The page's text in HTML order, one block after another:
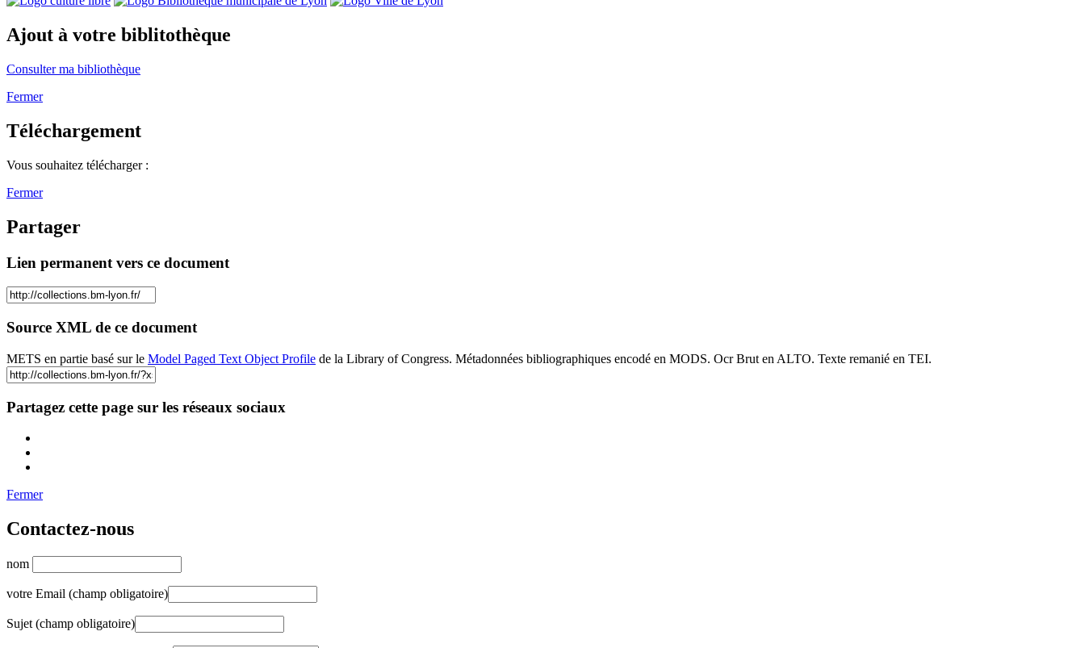
Ajout à votre biblitothèque
Consulter ma bibliothèque
Fermer
Téléchargement
Vous souhaitez télécharger :
Fermer
Partager
Lien permanent vers ce document
Source XML de ce document
METS en partie basé sur le Model Paged Text Object Profile de la Library of Congress. Métadonnées bibliographiques encodé en MODS. Ocr Brut en ALTO. Texte remanié en TEI.
Partagez cette page sur les réseaux sociaux
Fermer
Contactez-nous
nom
votre Email (champ obligatoire)
Sujet (champ obligatoire)